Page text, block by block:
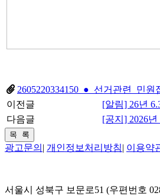
2605220334150_●_선거관련_민원
이전글
[알림] 26년
다음글
[공지] 2026
광고문의 | 개인정보처리방침| 이용약
서울시 성북구 보문로51 (우편번호